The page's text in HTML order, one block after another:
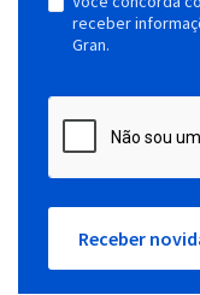
receber
Gran.
Receber